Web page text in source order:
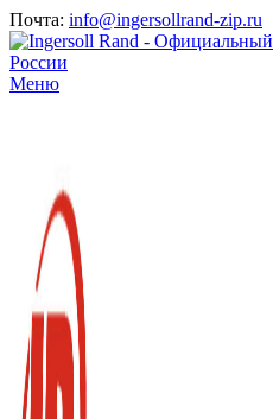
Почта: info@ingersollrand-zip.ru
Меню